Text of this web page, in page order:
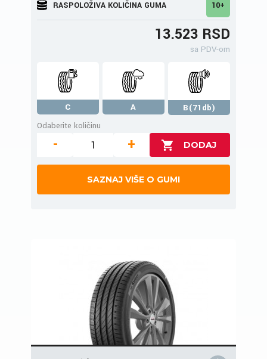
RASPOLOŽIVA KOLIČINA GUMA 10+
13.523 RSD
sa PDV-om
C A
B(71db)
Odaberite količinu
- +
SAZNAJ VIŠE O GUMI